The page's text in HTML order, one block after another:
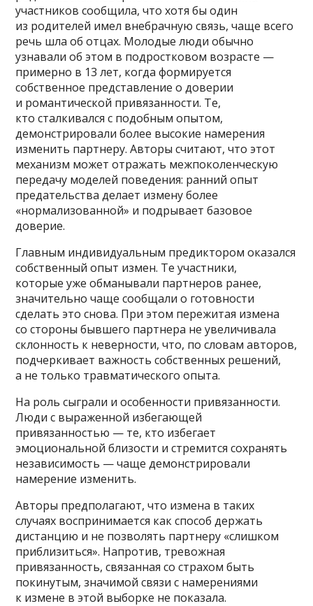
участников сообщила, что хотя бы один
из родителей имел внебрачную связь, чаще всего
речь шла об отцах. Молодые люди обычно
узнавали об этом в подростковом возрасте —
примерно в 13 лет, когда формируется
собственное представление о доверии
и романтической привязанности. Те,
кто сталкивался с подобным опытом,
демонстрировали более высокие намерения
изменить партнеру. Авторы считают, что этот
механизм может отражать межпоколенческую
передачу моделей поведения: ранний опыт
предательства делает измену более
«нормализованной» и подрывает базовое
доверие.
Главным индивидуальным предиктором оказался
собственный опыт измен. Те участники,
которые уже обманывали партнеров ранее,
значительно чаще сообщали о готовности
сделать это снова. При этом пережитая измена
со стороны бывшего партнера не увеличивала
склонность к неверности, что, по словам авторов,
подчеркивает важность собственных решений,
а не только травматического опыта.
На роль сыграли и особенности привязанности.
Люди с выраженной избегающей
привязанностью — те, кто избегает
эмоциональной близости и стремится сохранять
независимость — чаще демонстрировали
намерение изменить.
Авторы предполагают, что измена в таких
случаях воспринимается как способ держать
дистанцию и не позволять партнеру «слишком
приблизиться». Напротив, тревожная
привязанность, связанная со страхом быть
покинутым, значимой связи с намерениями
к измене в этой выборке не показала.